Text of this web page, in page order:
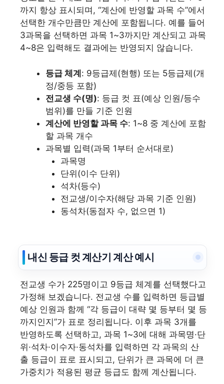
까지 항상 표시되며, “계산에 반영할 과목 수”에서
선택한 개수만큼만 계산에 포함됩니다. 예를 들어
3과목을 선택하면 과목 1~3까지만 계산되고 과목
4~8은 입력해도 결과에는 반영되지 않습니다.
등급 체계: 9등급제(현행) 또는 5등급제(개
정/중등 포함)
전교생 수(명): 등급 컷 표(예상 인원/등수
범위)를 만들 기준 인원
계산에 반영할 과목 수: 1~8 중 계산에 포함
할 과목 개수
과목별 입력(과목 1부터 순서대로)
과목명
단위(이수 단위)
석차(등수)
전교생/이수자(해당 과목 기준 인원)
동석차(동점자 수, 없으면 1)
내신 등급 컷 계산기 계산 예시
전교생 수가 225명이고 9등급 체계를 선택했다고
가정해 보겠습니다. 전교생 수를 입력하면 등급별
예상 인원과 함께 “각 등급이 대략 몇 등부터 몇 등
까지인지”가 표로 정리됩니다. 이후 과목 3개를
반영하도록 선택하고, 과목 1~3에 대해 과목명·단
위·석차·이수자·동석차를 입력하면 각 과목의 산
출 등급이 표로 표시되고, 단위가 큰 과목에 더 큰
가중치가 적용된 평균 등급도 함께 계산됩니다.